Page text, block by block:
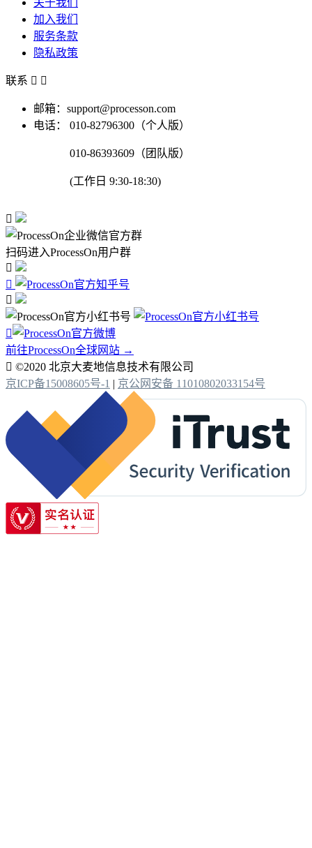
加入我们
服务条款
隐私政策
联系  
邮箱：support@processon.com
电话：
010-82796300（个人版）
010-86393609（团队版）
(工作日 9:30-18:30)

扫码进入ProcessOn用户群




前往ProcessOn全球网站 →
 ©2020 北京大麦地信息技术有限公司
京ICP备15008605号-1 | 京公网安备 11010802033154号